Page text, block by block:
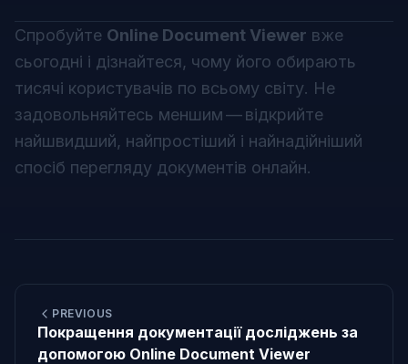
Спробуйте Online Document Viewer вже
сьогодні і дізнайтеся, чому його обирають
тисячі користувачів по всьому світу. Не
задовольняйтесь меншим — відкрийте
найшвидший, найпростіший і найнадійніший
спосіб перегляду документів онлайн.
PREVIOUS
Покращення документації досліджень за
допомогою Online Document Viewer